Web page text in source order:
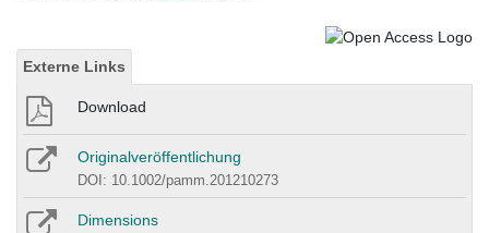
Externe Links
Download
Originalveröffentlichung
DOI: 10.1002/pamm.201210273
Dimensions